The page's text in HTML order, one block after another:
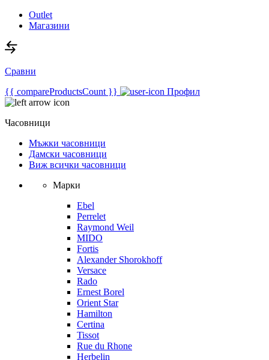
Outlet
Магазини
Сравни
{{ compareProductsCount }}
Профил
Часовници
Мъжки часовници
Дамски часовници
Виж всички часовници
Марки
Ebel
Perrelet
Raymond Weil
MIDO
Fortis
Alexander Shorokhoff
Versace
Rado
Ernest Borel
Orient Star
Hamilton
Certina
Tissot
Rue du Rhone
Herbelin